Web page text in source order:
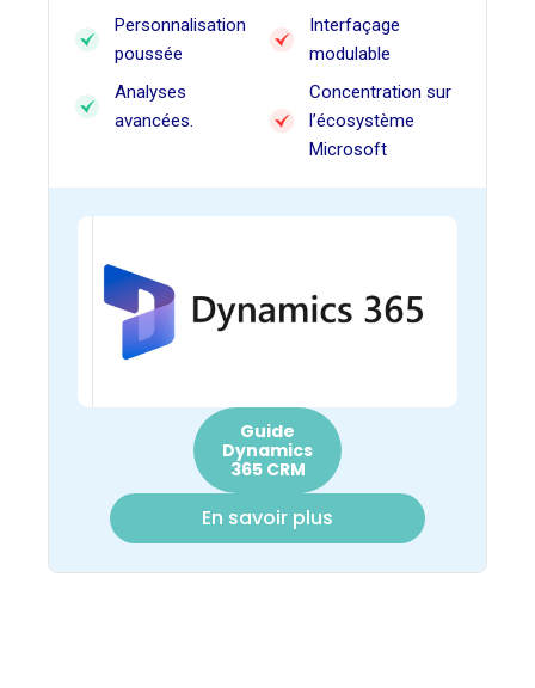
Personnalisation
poussée
Analyses
avancées.
Interfaçage
modulable
Concentration sur
l’écosystème
Microsoft
Guide
Dynamics
365 CRM
En savoir plus